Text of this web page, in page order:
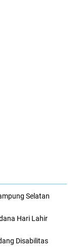
Selatan
Hari Lahir
Disabilitas